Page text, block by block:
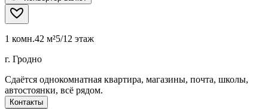
1 комн.42 м²5/12 этаж
г. Гродно
Сдаётся однокомнатная квартира, магазины, почта, школы,
автостоянки, всё рядом.
Контакты